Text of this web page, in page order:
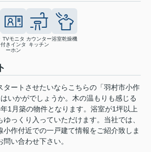
TVモニタ
付きインタ
ーホン
カウンター
キッチン
浴室乾燥機
タートさせたいならこちらの「羽村市小作
いかがでしょうか。木の温もりも感じる
1月築の物件となります。浴室が1坪以上
っくり入っていただけます。当社では、
小作付近での一戸建て情報をご紹介致しま
い合わせ下さい。